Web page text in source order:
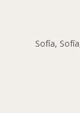
Sofía,